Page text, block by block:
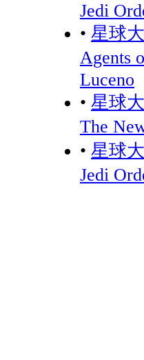
Jedi
• 星球
Agents
Luceno
• 星球
The
• 星球
Jedi